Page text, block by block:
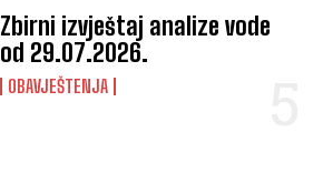
Zbirni izvještaj analize vode
od 29.07.2026.
OBAVJEŠTENJA